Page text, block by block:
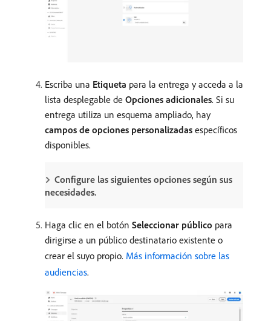
Escriba una Etiqueta para la entrega y acceda a la
lista desplegable de Opciones adicionales. Si su
entrega utiliza un esquema ampliado, hay
campos de opciones personalizadas específicos
disponibles.
Configure las siguientes opciones según sus
necesidades.
Haga clic en el botón Seleccionar público para
dirigirse a un público destinatario existente o
crear el suyo propio. Más información sobre las
audiencias.